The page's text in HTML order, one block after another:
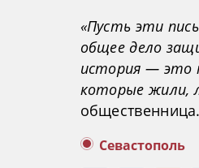
«Пусть эти
общее дело
история — это
которые жили,
общественница.
Севастополь